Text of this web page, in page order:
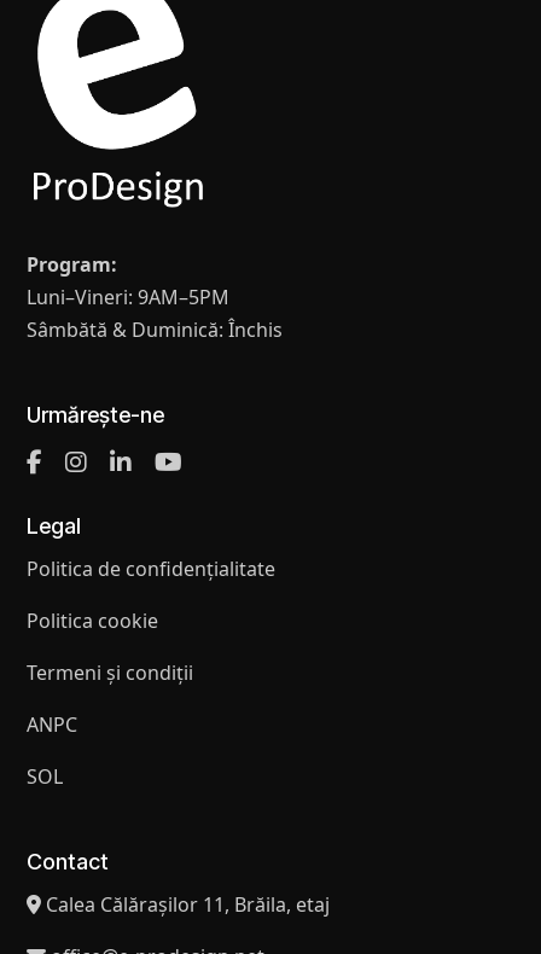
Program:
Luni–Vineri: 9AM–5PM
Sâmbătă & Duminică: Închis
Urmărește-ne
Legal
Politica de confidențialitate
Politica cookie
Termeni și condiții
ANPC
SOL
Contact
Calea Călărașilor 11, Brăila, etaj